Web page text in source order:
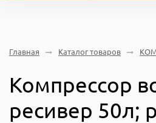
Главная Каталог товаров
Компрессор
ресивер 50л;